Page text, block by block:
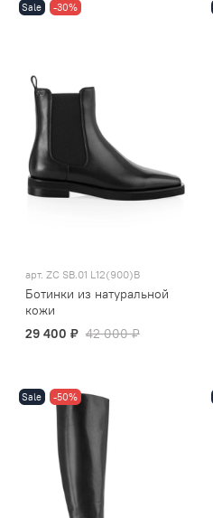
Sale -30%
арт. ZC SB.01 L12(900)B
Ботинки из натуральной
кожи
29 400 ₽ 42 000 ₽
Sale -50%